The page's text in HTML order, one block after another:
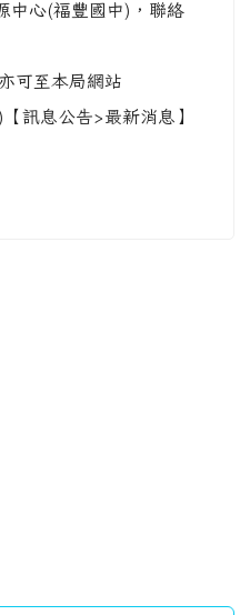
中心(福豐國中)，聯絡
可至本局網站
【訊息公告>最新消息】